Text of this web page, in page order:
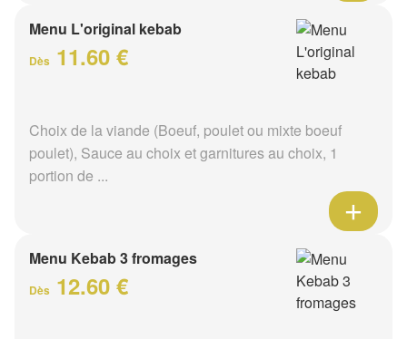
Menu L'original kebab
Dès 11.60 €
Choix de la viande (Boeuf, poulet ou mixte boeuf
poulet), Sauce au choix et garnitures au choix, 1
portion de ...
Menu Kebab 3 fromages
Dès 12.60 €